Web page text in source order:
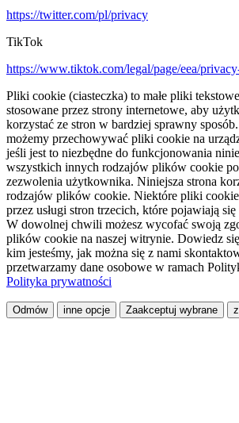
https://twitter.com/pl/privacy
TikTok
https://www.tiktok.com/legal/page/eea/
Pliki cookie (ciasteczka) to małe pliki
stosowane przez strony internetowe, aby
korzystać ze stron w bardziej sprawny
możemy przechowywać pliki cookie na
jeśli jest to niezbędne do funkcjonowania
wszystkich innych rodzajów plików cookie
zezwolenia użytkownika. Niniejsza strona
rodzajów plików cookie. Niektóre pliki cookie
przez usługi stron trzecich, które pojawiają
W dowolnej chwili możesz wycofać swoją
plików cookie na naszej witrynie. Dowiedz
kim jesteśmy, jak można się z nami
przetwarzamy dane osobowe w ramach
Polityka prywatności
Odmów inne opcje Zaakceptuj wybrane